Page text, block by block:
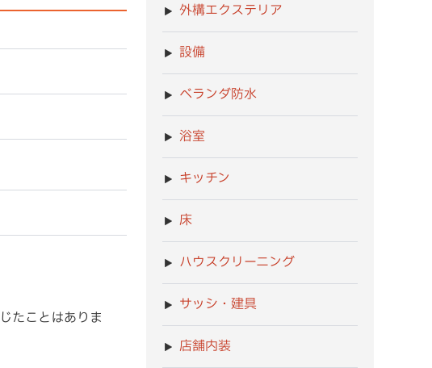
たことはありま
外構エクステリア
設備
ベランダ防水
浴室
キッチン
床
ハウスクリーニング
サッシ・建具
店舗内装